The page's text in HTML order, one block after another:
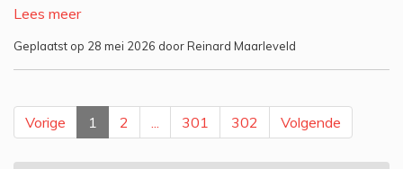
Lees meer
Geplaatst op 28 mei 2026 door Reinard Maarleveld
Vorige 1 2 ... 301 302 Volgende